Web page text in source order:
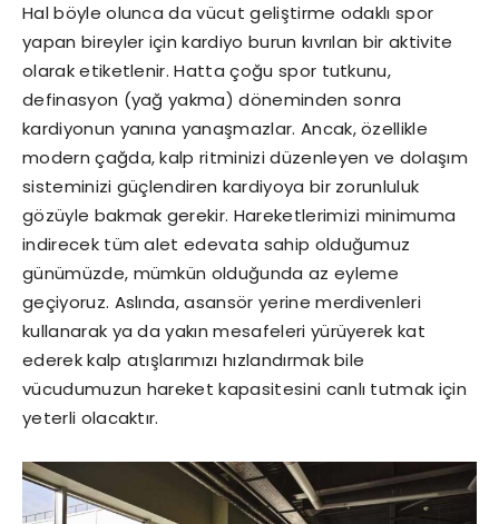
Hal böyle olunca da vücut geliştirme odaklı spor
yapan bireyler için kardiyo burun kıvrılan bir aktivite
olarak etiketlenir. Hatta çoğu spor tutkunu,
definasyon (yağ yakma) döneminden sonra
kardiyonun yanına yanaşmazlar. Ancak, özellikle
modern çağda, kalp ritminizi düzenleyen ve dolaşım
sisteminizi güçlendiren kardiyoya bir zorunluluk
gözüyle bakmak gerekir. Hareketlerimizi minimuma
indirecek tüm alet edevata sahip olduğumuz
günümüzde, mümkün olduğunda az eyleme
geçiyoruz. Aslında, asansör yerine merdivenleri
kullanarak ya da yakın mesafeleri yürüyerek kat
ederek kalp atışlarımızı hızlandırmak bile
vücudumuzun hareket kapasitesini canlı tutmak için
yeterli olacaktır.